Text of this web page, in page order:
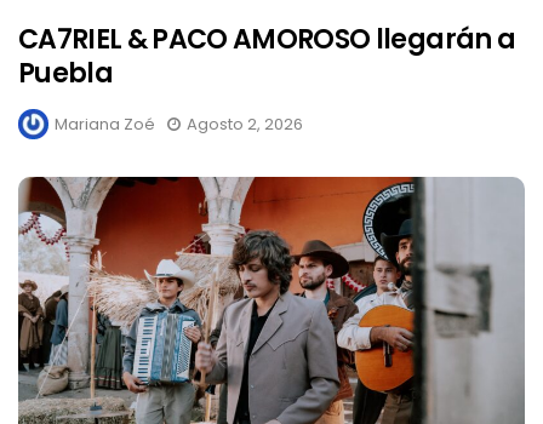
CA7RIEL & PACO AMOROSO llegarán a
Puebla
Mariana Zoé Agosto 2, 2026